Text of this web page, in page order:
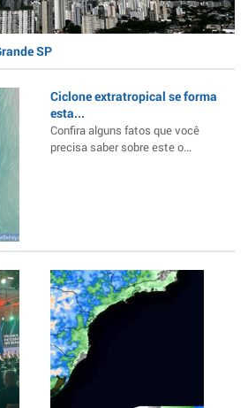
SP
Ciclone extratropical se forma
esta...
Confira alguns fatos que você
precisa saber sobre este o...